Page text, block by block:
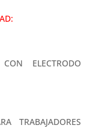
ELECTRODO
TRABAJADORES